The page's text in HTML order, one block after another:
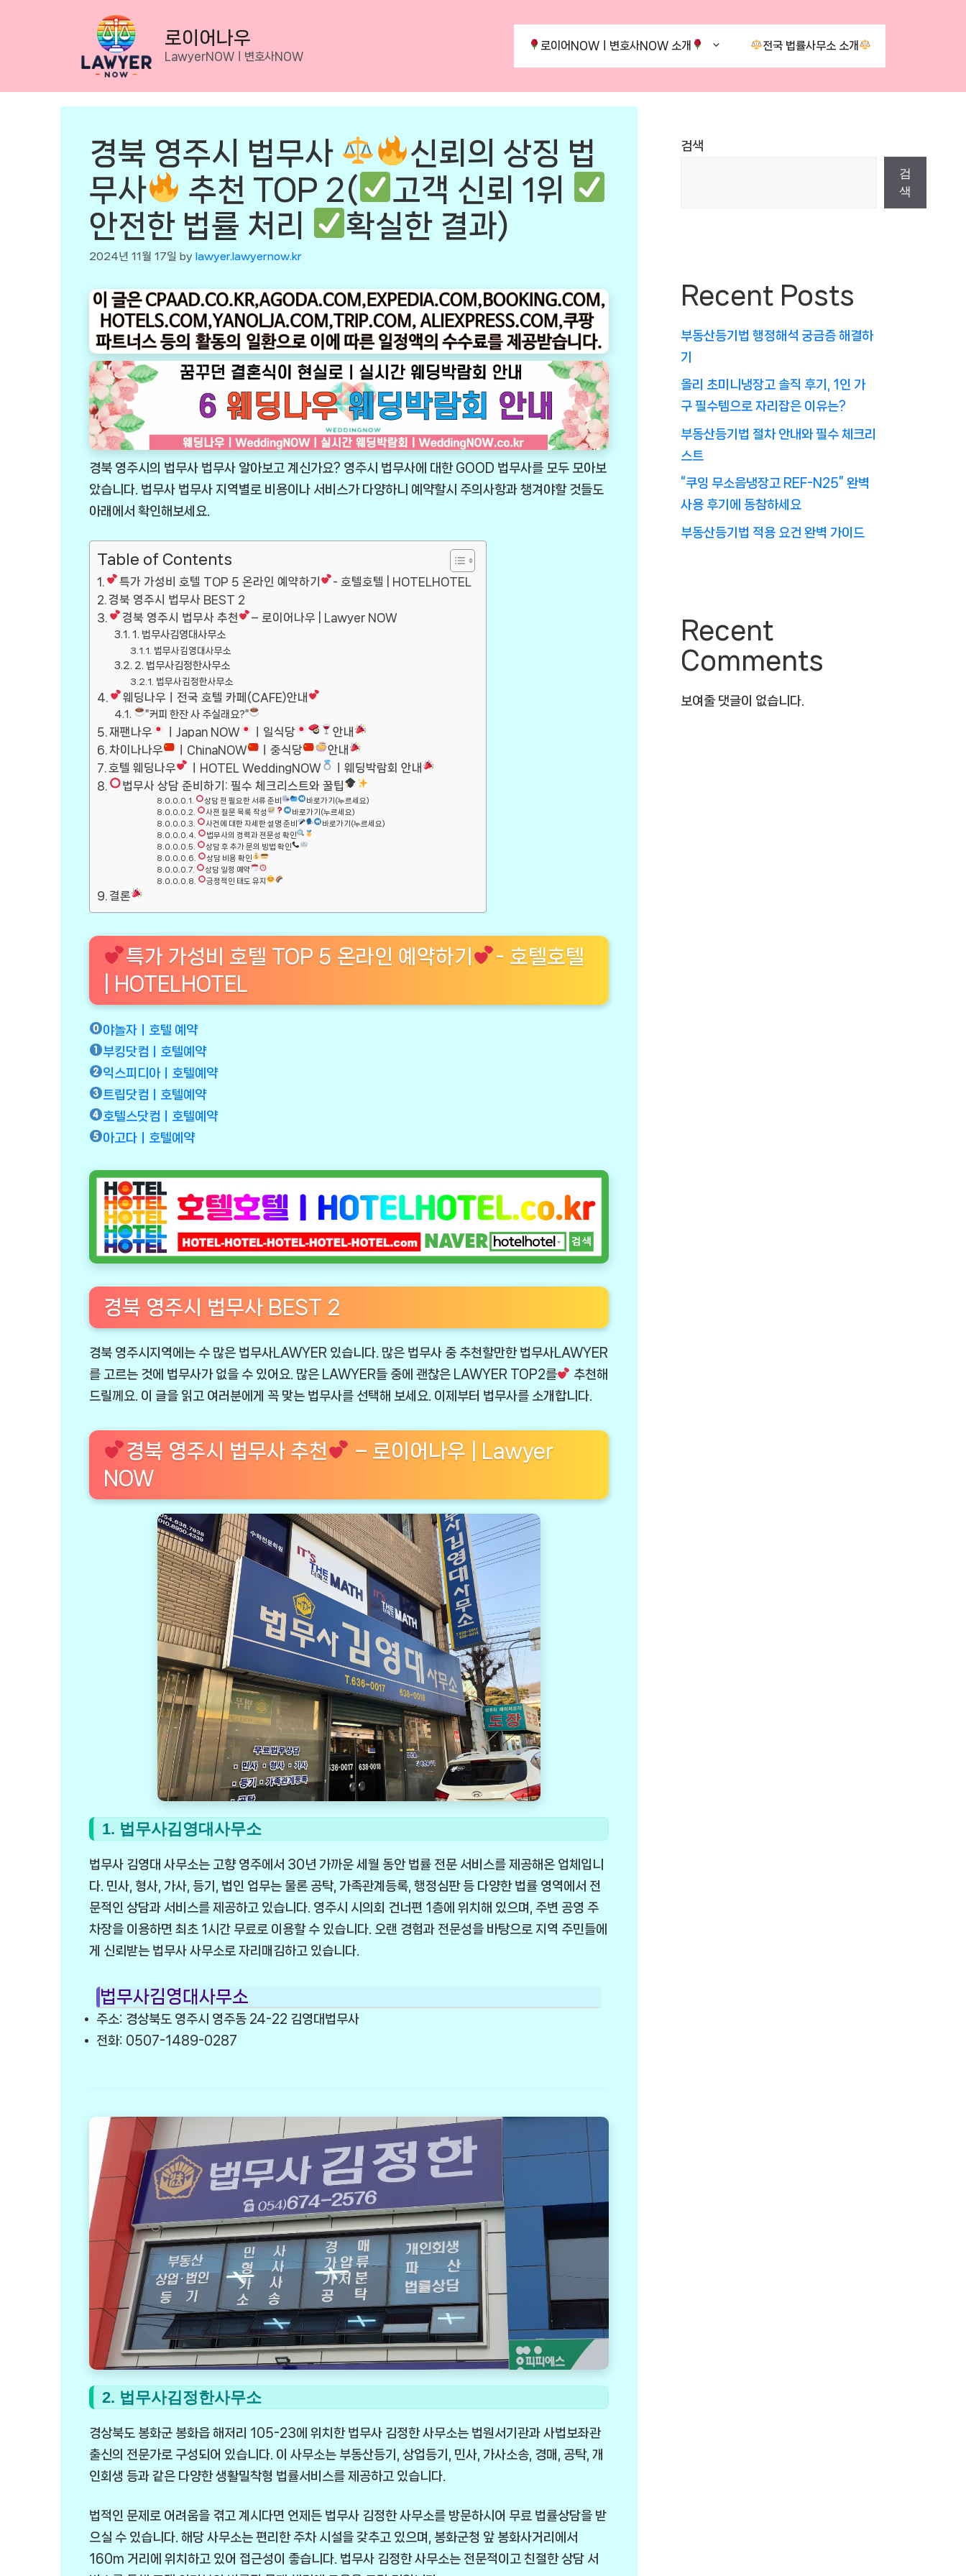
로이어나우
LawyerNOWㅣ변호사NOW
로이어NOWㅣ변호사NOW 소개 전국 법률사무소 소개
경북 영주시 법무사
신뢰의 상징 법
무사
추천 TOP 2(
고객 신뢰 1위
안전한 법률 처리
확실한 결과)
2024년 11월 17일 by lawyer.lawyernow.kr
경북 영주시의 법무사 법무사 알아보고 계신가요? 영주시 법무사에 대한 GOOD 법무사를 모두 모아보
았습니다. 법무사 법무사 지역별로 비용이나 서비스가 다양하니 예약할시 주의사항과 챙겨야할 것들도
아래에서 확인해보세요.
Table of Contents
특가 가성비 호텔 TOP 5 온라인 예약하기
- 호텔호텔 | HOTELHOTEL
경북 영주시 법무사 BEST 2
경북 영주시 법무사 추천
– 로이어나우 | Lawyer NOW
1. 법무사김영대사무소
법무사김영대사무소
2. 법무사김정한사무소
법무사김정한사무소
웨딩나우ㅣ전국 호텔 카페(CAFE)안내
”커피 한잔 사 주실래요?”
재팬나우 ㅣJapan NOW ㅣ일식당
안내
차이나나우
ㅣChinaNOW ㅣ중식당
안내
호텔 웨딩나우
ㅣHOTEL WeddingNOW
ㅣ웨딩박람회 안내
법무사 상담 준비하기: 필수 체크리스트와 꿀팁
상담 전 필요한 서류 준비
바로가기(누르세요)
사전 질문 목록 작성
바로가기(누르세요)
사건에 대한 자세한 설명 준비
바로가기(누르세요)
법무사의 경력과 전문성 확인
상담 후 추가 문의 방법 확인
상담 비용 확인
상담 일정 예약
긍정적인 태도 유지
결론
특가 가성비 호텔 TOP 5 온라인 예약하기
- 호텔호텔
| HOTELHOTEL
야놀자ㅣ호텔 예약
부킹닷컴ㅣ호텔예약
익스피디아ㅣ호텔예약
트립닷컴ㅣ호텔예약
호텔스닷컴ㅣ호텔예약
아고다ㅣ호텔예약
경북 영주시 법무사 BEST 2
경북 영주시지역에는 수 많은 법무사LAWYER 있습니다. 많은 법무사 중 추천할만한 법무사LAWYER
를 고르는 것에 법무사가 없을 수 있어요. 많은 LAWYER들 중에 괜찮은 LAWYER TOP2를
추천해
드릴께요. 이 글을 읽고 여러분에게 꼭 맞는 법무사를 선택해 보세요. 이제부터 법무사를 소개합니다.
경북 영주시 법무사 추천
– 로이어나우 | Lawyer
NOW
1. 법무사김영대사무소
법무사 김영대 사무소는 고향 영주에서 30년 가까운 세월 동안 법률 전문 서비스를 제공해온 업체입니
다. 민사, 형사, 가사, 등기, 법인 업무는 물론 공탁, 가족관계등록, 행정심판 등 다양한 법률 영역에서 전
문적인 상담과 서비스를 제공하고 있습니다. 영주시 시의회 건너편 1층에 위치해 있으며, 주변 공영 주
차장을 이용하면 최초 1시간 무료로 이용할 수 있습니다. 오랜 경험과 전문성을 바탕으로 지역 주민들에
게 신뢰받는 법무사 사무소로 자리매김하고 있습니다.
법무사김영대사무소
주소: 경상북도 영주시 영주동 24-22 김영대법무사
전화: 0507-1489-0287
2. 법무사김정한사무소
경상북도 봉화군 봉화읍 해저리 105-23에 위치한 법무사 김정한 사무소는 법원서기관과 사법보좌관
출신의 전문가로 구성되어 있습니다. 이 사무소는 부동산등기, 상업등기, 민사, 가사소송, 경매, 공탁, 개
인회생 등과 같은 다양한 생활밀착형 법률서비스를 제공하고 있습니다.
법적인 문제로 어려움을 겪고 계시다면 언제든 법무사 김정한 사무소를 방문하시어 무료 법률상담을 받
으실 수 있습니다. 해당 사무소는 편리한 주차 시설을 갖추고 있으며, 봉화군청 앞 봉화사거리에서
160m 거리에 위치하고 있어 접근성이 좋습니다. 법무사 김정한 사무소는 전문적이고 친절한 상담 서
검색
검
색
Recent Posts
부동산등기법 행정해석 궁금증 해결하
기
올리 초미니냉장고 솔직 후기, 1인 가
구 필수템으로 자리잡은 이유는?
부동산등기법 절차 안내와 필수 체크리
스트
“쿠잉 무소음냉장고 REF-N25” 완벽
사용 후기에 동참하세요
부동산등기법 적용 요건 완벽 가이드
Recent
Comments
보여줄 댓글이 없습니다.